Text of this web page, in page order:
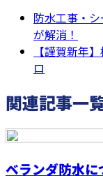
防水工事・
が解消！
【謹賀新年
ロ
関連記事一
ベランダ防水に